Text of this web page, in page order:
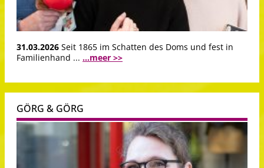
31.03.2026 Seit 1865 im Schatten des Doms und fest in
Familienhand ... ...meer >>
GÖRG & GÖRG